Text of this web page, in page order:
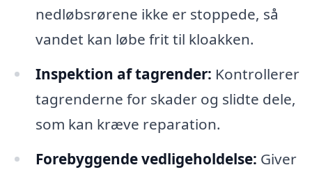
nedløbsrørene ikke er stoppede, så
vandet kan løbe frit til kloakken.
Inspektion af tagrender: Kontrollerer
tagrenderne for skader og slidte dele,
som kan kræve reparation.
Forebyggende vedligeholdelse: Giver